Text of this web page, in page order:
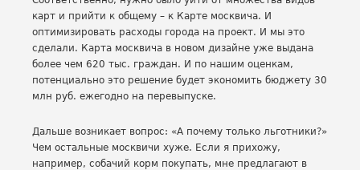
карт и прийти к общему – к Карте москвича. И
оптимизировать расходы города на проект. И мы это
сделали. Карта москвича в новом дизайне уже выдана
более чем 620 тыс. граждан. И по нашим оценкам,
потенциально это решение будет экономить бюджету 30
млн руб. ежегодно на перевыпуске.
Дальше возникает вопрос: «А почему только льготники?»
Чем остальные москвичи хуже. Если я прихожу,
например, собачий корм покупать, мне предлагают в